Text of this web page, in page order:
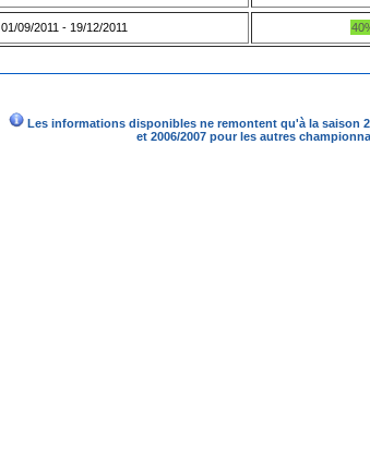
01/09/2011 - 19/12/2011
Les informations disponibles ne remontent qu'à la saison
et 2006/2007 pour les autres